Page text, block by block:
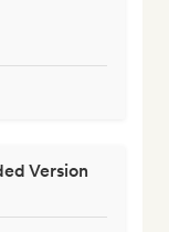
Version